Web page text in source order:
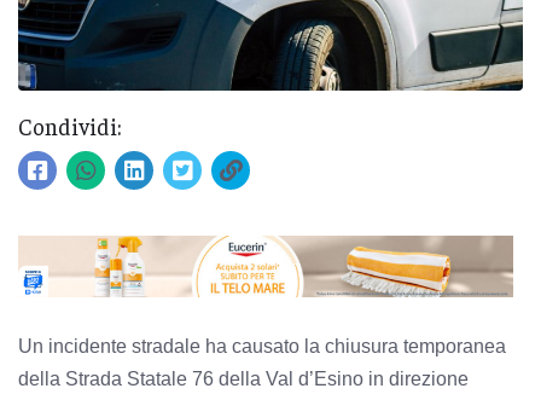
Condividi:
Un incidente stradale ha causato la chiusura temporanea
della Strada Statale 76 della Val d’Esino in direzione